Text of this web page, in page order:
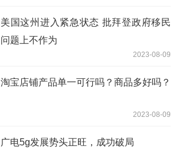
美国这州进入紧急状态 批拜登政府移民
问题上不作为
2023-08-09
淘宝店铺产品单一可行吗？商品多好吗？
2023-08-09
广电5g发展势头正旺，成功破局